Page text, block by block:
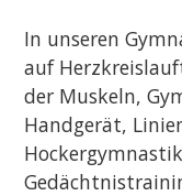
In unseren
auf
der Muskeln,
Handgerät,